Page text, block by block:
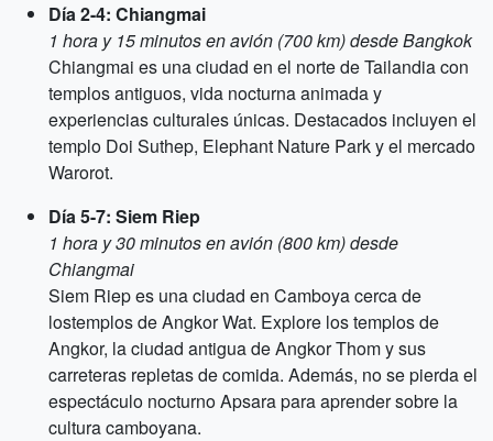
Día 2-4: Chiangmai
1 hora y 15 minutos en avión (700 km) desde Bangkok
Chiangmai es una ciudad en el norte de Tailandia con
templos antiguos, vida nocturna animada y
experiencias culturales únicas. Destacados incluyen el
templo Doi Suthep, Elephant Nature Park y el mercado
Warorot.
Día 5-7: Siem Riep
1 hora y 30 minutos en avión (800 km) desde
Chiangmai
Siem Riep es una ciudad en Camboya cerca de
lostemplos de Angkor Wat. Explore los templos de
Angkor, la ciudad antigua de Angkor Thom y sus
carreteras repletas de comida. Además, no se pierda el
espectáculo nocturno Apsara para aprender sobre la
cultura camboyana.